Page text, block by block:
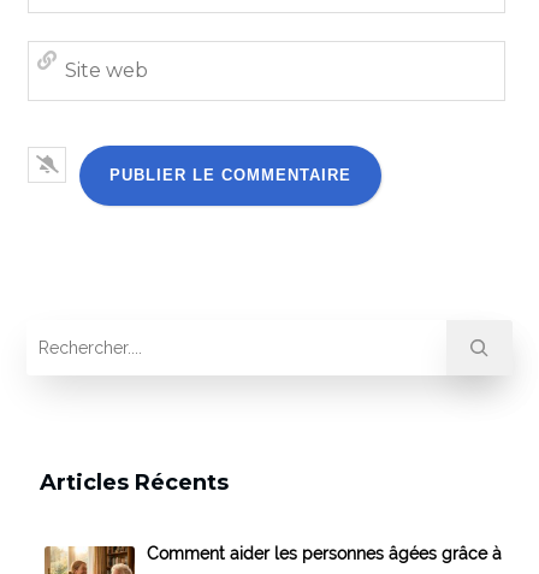
Articles Récents
Comment aider les personnes âgées grâce à